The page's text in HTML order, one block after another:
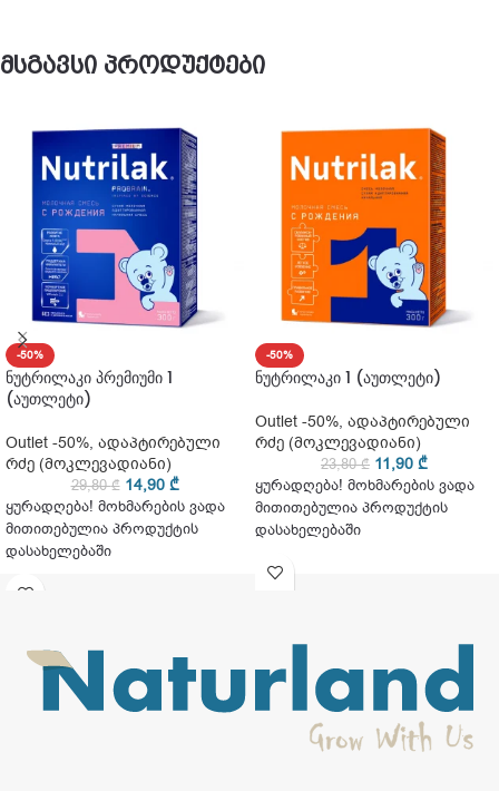
მსგავსი პროდუქტები
-50%
ნუტრილაკი პრემიუმი 1
(აუთლეტი)
Outlet -50%, ადაპტირებული
რძე (მოკლევადიანი)
29,80₾ 14,90 ₾
ყურადღება! მოხმარების ვადა
მითითებულია პროდუქტის
დასახელებაში
-50%
ნუტრილაკი 1 (აუთლეტი)
Outlet -50%, ადაპტირებული
რძე (მოკლევადიანი)
23,80₾ 11,90 ₾
ყურადღება! მოხმარების ვადა
მითითებულია პროდუქტის
დასახელებაში